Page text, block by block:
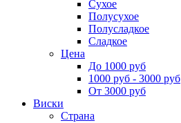
Сухое
Полусухое
Полусладкое
Сладкое
Цена
До 1000 руб
1000 руб - 3000 руб
От 3000 руб
Виски
Страна